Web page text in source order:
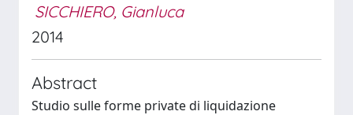
SICCHIERO, Gianluca
2014
Abstract
Studio sulle forme private di liquidazione